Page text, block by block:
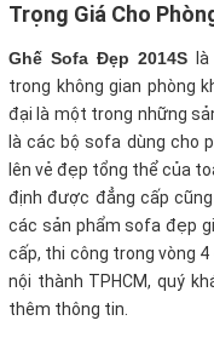
Trọng Giá Cho
Ghế Sofa Đẹp 2014S
trong không gian phòng
đại là một trong những
là các bộ sofa dùng cho
lên vẻ đẹp tổng thể của
định được đẳng cấp
các sản phẩm sofa đẹp
cấp, thi công trong vòng
nội thành TPHCM, quý
thêm thông tin.